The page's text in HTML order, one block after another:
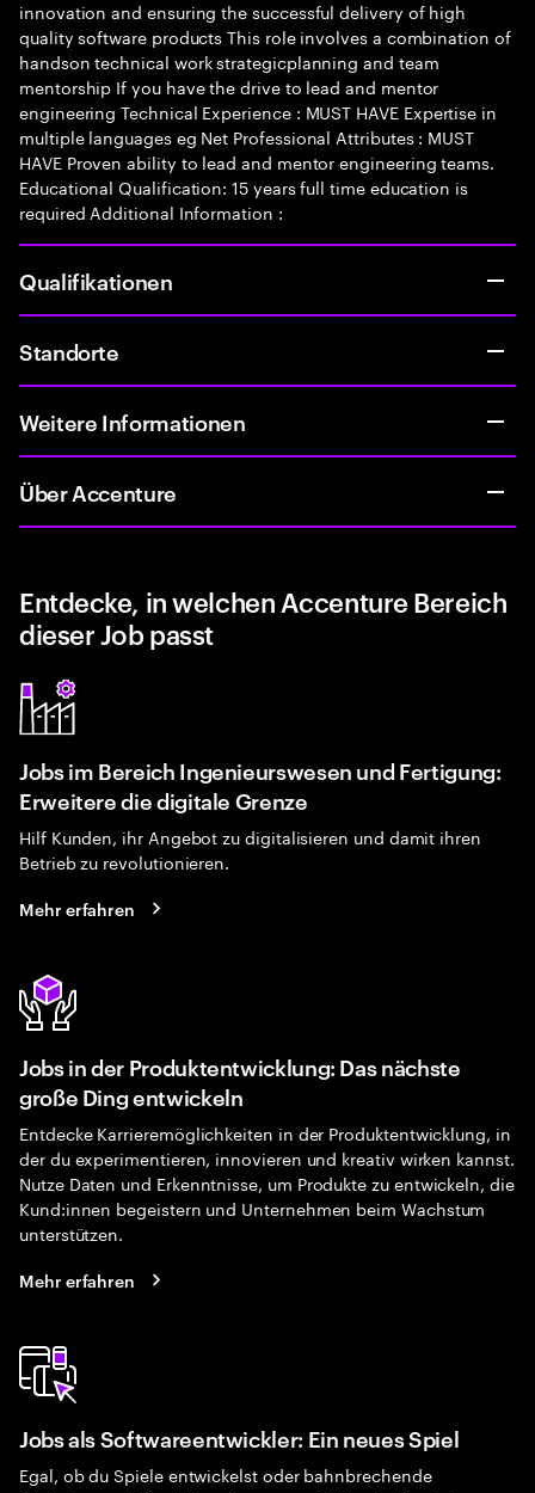
innovation and ensuring the successful delivery of high
quality software products This role involves a combination of
handson technical work strategicplanning and team
mentorship If you have the drive to lead and mentor
engineering Technical Experience : MUST HAVE Expertise in
multiple languages eg Net Professional Attributes : MUST
HAVE Proven ability to lead and mentor engineering teams.
Educational Qualification: 15 years full time education is
required Additional Information :
Qualifikationen
Standorte
Weitere Informationen
Über Accenture
Entdecke, in welchen Accenture Bereich
dieser Job passt
Jobs im Bereich Ingenieurswesen und Fertigung:
Erweitere die digitale Grenze
Hilf Kunden, ihr Angebot zu digitalisieren und damit ihren
Betrieb zu revolutionieren.
Mehr erfahren
Jobs in der Produktentwicklung: Das nächste
große Ding entwickeln
Entdecke Karrieremöglichkeiten in der Produktentwicklung, in
der du experimentieren, innovieren und kreativ wirken kannst.
Nutze Daten und Erkenntnisse, um Produkte zu entwickeln, die
Kund:innen begeistern und Unternehmen beim Wachstum
unterstützen.
Mehr erfahren
Jobs als Softwareentwickler: Ein neues Spiel
Egal, ob du Spiele entwickelst oder bahnbrechende